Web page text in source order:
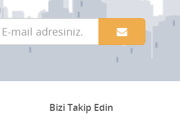
Bizi Takip Edin